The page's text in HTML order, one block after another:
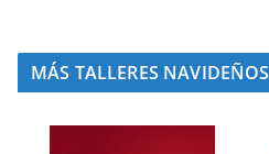
MÁS TALLERES NAVIDEÑOS